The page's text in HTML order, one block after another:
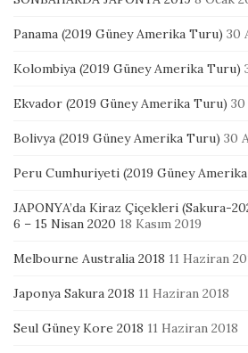
Panama (2019 Güney Amerika Turu) 30
Kolombiya (2019 Güney Amerika Turu)
Ekvador (2019 Güney Amerika Turu) 30
Bolivya (2019 Güney Amerika Turu) 30
Peru Cumhuriyeti (2019 Güney
JAPONYA’da Kiraz Çiçekleri (Sakura-
6 – 15 Nisan 2020 18 Kasım 2019
Melbourne Australia 2018 11 Haziran
Japonya Sakura 2018 11 Haziran 2018
Seul Güney Kore 2018 11 Haziran 2018